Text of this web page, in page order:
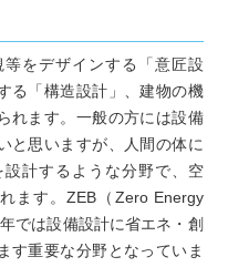
をデザインする「意匠設
る「構造設計」、建物の機
れます。一般の方には設備
と思いますが、人間の体に
計するような分野で、空
ます。ZEB（Zero Energy
では設備設計に省エネ・創
す重要な分野となっていま